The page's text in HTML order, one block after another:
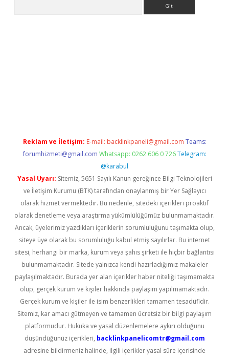
Reklam ve İletişim: E-mail: backlinkpaneli@gmail.com Teams:
forumhizmeti@gmail.com Whatsapp: 0262 606 0 726 Telegram:
@karabul
Yasal Uyarı: Sitemiz, 5651 Sayılı Kanun gereğince Bilgi Teknolojileri
ve İletişim Kurumu (BTK) tarafından onaylanmış bir Yer Sağlayıcı
olarak hizmet vermektedir. Bu nedenle, sitedeki içerikleri proaktif
olarak denetleme veya araştırma yükümlülüğümüz bulunmamaktadır.
Ancak, üyelerimiz yazdıkları içeriklerin sorumluluğunu taşımakta olup,
siteye üye olarak bu sorumluluğu kabul etmiş sayılırlar. Bu internet
sitesi, herhangi bir marka, kurum veya şahıs şirketi ile hiçbir bağlantısı
bulunmamaktadır. Sitede yalnızca kendi hazırladığımız makaleler
paylaşılmaktadır. Burada yer alan içerikler haber niteliği taşımamakta
olup, gerçek kurum ve kişiler hakkında paylaşım yapılmamaktadır.
Gerçek kurum ve kişiler ile isim benzerlikleri tamamen tesadüfidir.
Sitemiz, kar amacı gütmeyen ve tamamen ücretsiz bir bilgi paylaşım
platformudur. Hukuka ve yasal düzenlemelere aykırı olduğunu
düşündüğünüz içerikleri, backlinkpanelicomtr@gmail.com
adresine bildirmeniz halinde, ilgili içerikler yasal süre içerisinde